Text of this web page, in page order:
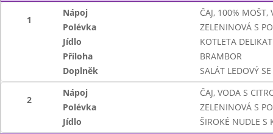
1
Nápoj
ČAJ, 100% MOŠT,
Polévka
ZELENINOVÁ S
Jídlo
KOTLETA
Příloha
BRAMBOR
Doplněk
SALÁT LEDOVÝ
2
Nápoj
ČAJ, VODA S
Polévka
ZELENINOVÁ S
Jídlo
ŠIROKÉ NUDLE S